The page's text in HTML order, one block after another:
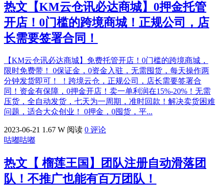
热文 【KM云仓讯必达商城】0押金托管
开店！0门槛的跨境商城！正规公司，店
长需要签署合同！
【KM云仓讯必达商城】免费托管开店！0门槛的跨境商城，
限时免费带！ 0保证金，0资金入驻，无需囤货，每天操作两
分钟发货即可！ ！跨境云仓，正规公司，店长需要签署合
同！资金有保障，0押金开店！卖一单利润在15%-20%！无需
压货，全自动发货，七天为一周期，准时回款！解决卖货困难
问题，适合大众创业！ 0押金，0囤货，平...
2023-06-21 1.67 W 阅读 0 评论
咕嘟咕嘟
热文 【 榴莲王国】团队注册自动滑落团
队！不推广也能有百万团队！